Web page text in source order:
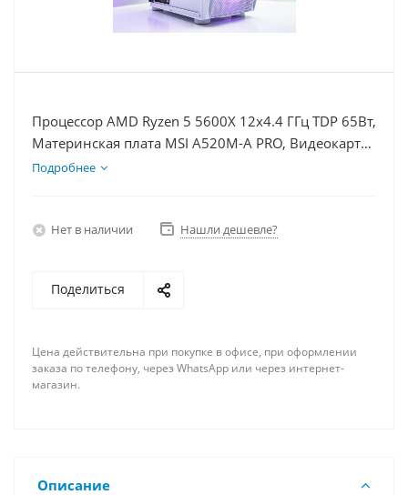
Процессор AMD Ryzen 5 5600X 12x4.4 ГГц TDP 65Вт,
Материнская плата MSI A520M-A PRO, Видеокарта
GT 1030 2Гб, Память DDR4 64Gb, Диски
Подробнее
Нет в наличии Нашли дешевле?
Поделиться
Цена действительна при покупке в офисе, при оформлении
заказа по телефону, через WhatsApp или через интернет-
магазин.
Описание